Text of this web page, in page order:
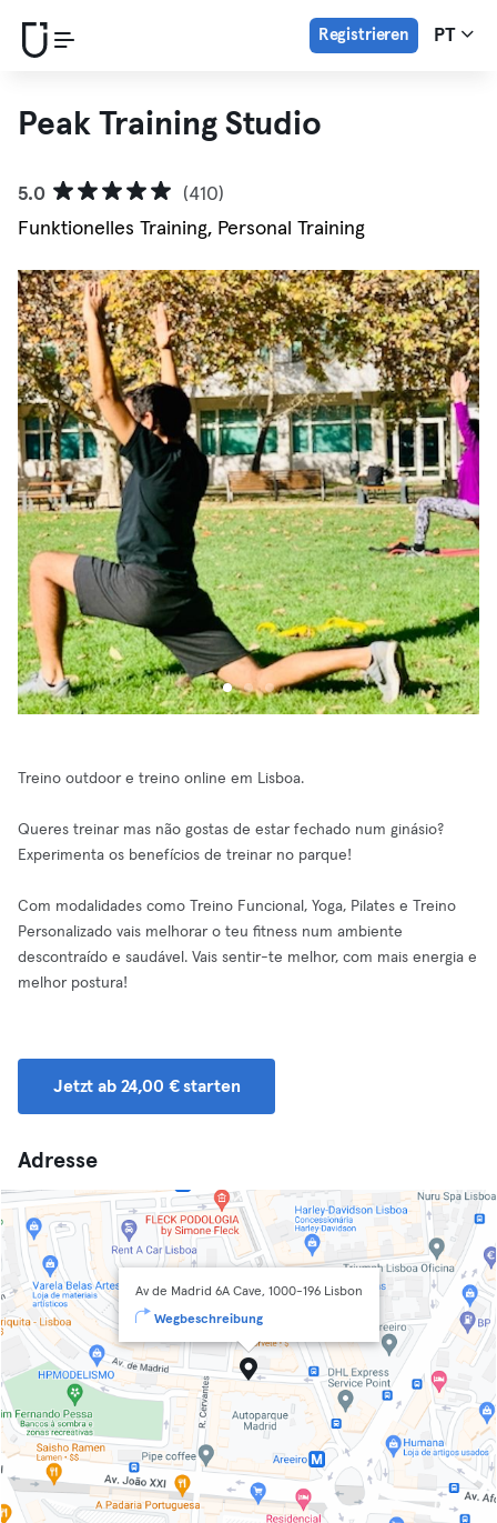
Registrieren PT
Peak Training Studio
5.0
(410)
Funktionelles Training, Personal Training
Treino outdoor e treino online em Lisboa.
Queres treinar mas não gostas de estar fechado num ginásio?
Experimenta os benefícios de treinar no parque!
Com modalidades como Treino Funcional, Yoga, Pilates e Treino
Personalizado vais melhorar o teu fitness num ambiente
descontraído e saudável. Vais sentir-te melhor, com mais energia e
melhor postura!
Jetzt ab 24,00 € starten
Adresse
Av de Madrid 6A Cave, 1000-196 Lisbon
Wegbeschreibung